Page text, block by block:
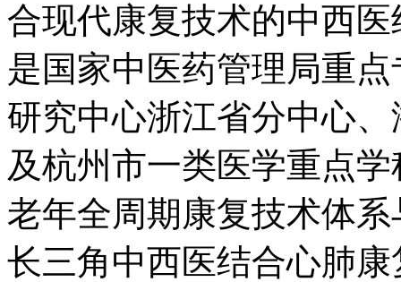
合现代康复技术的中西
是国家中医药管理局重
研究中心浙江省分中心
及杭州市一类医学重点
老年全周期康复技术体
长三角中西医结合心肺